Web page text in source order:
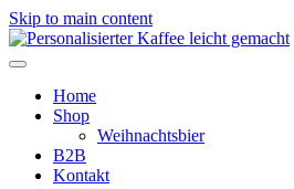
Skip to main content
Home
Shop
Weihnachtsbier
B2B
Kontakt